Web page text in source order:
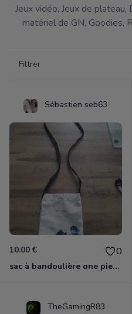
Jeux vidéo, Jeux de plateau,
matériel de GN, Goodies,
Filtrer
Sébastien seb63
10.00 € 0
sac à bandoulière one piece neuf
TheGamingR83